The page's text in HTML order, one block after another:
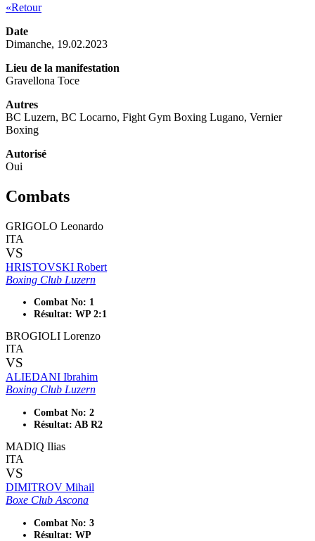
«Retour
Date
Dimanche, 19.02.2023
Lieu de la manifestation
Gravellona Toce
Autres
BC Luzern, BC Locarno, Fight Gym Boxing Lugano, Vernier
Boxing
Autorisé
Oui
Combats
GRIGOLO Leonardo
ITA
VS
HRISTOVSKI Robert
Boxing Club Luzern
Combat No: 1
Résultat: WP 2:1
BROGIOLI Lorenzo
ITA
VS
ALIEDANI Ibrahim
Boxing Club Luzern
Combat No: 2
Résultat: AB R2
MADIQ Ilias
ITA
VS
DIMITROV Mihail
Boxe Club Ascona
Combat No: 3
Résultat: WP